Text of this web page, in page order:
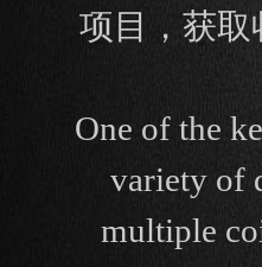
项目，获取
One of the
variety of
multiple